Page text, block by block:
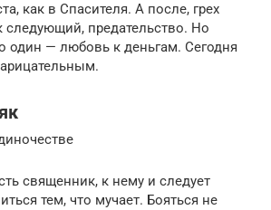
как в Спасителя. А после, грех
следующий, предательство. Но
один — любовь к деньгам. Сегодня
священник, к нему и следует
тем, что мучает. Бояться не